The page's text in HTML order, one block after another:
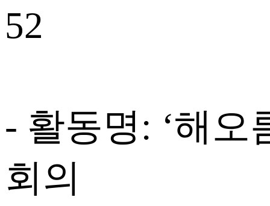
52
- 활동명 : ‘해오
회의